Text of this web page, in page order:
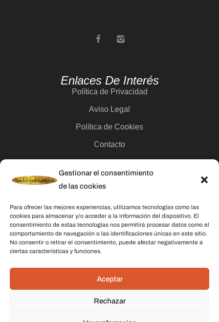
Gestionar el consentimiento
de las cookies
Para ofrecer las mejores experiencias, utilizamos tecnologías como las
cookies para almacenar y/o acceder a la información del dispositivo. El
consentimiento de estas tecnologías nos permitirá procesar datos como el
comportamiento de navegación o las identificaciones únicas en este sitio.
No consentir o retirar el consentimiento, puede afectar negativamente a
ciertas características y funciones.
Aceptar
Rechazar
Enlaces De Interés
Política de Privacidad
Aviso Legal
Política de Cookies
Contacto
Categorías
Velas
Inciensos
Aceites esenciales
Aguas rituales y colonias
Datos De Contacto
Dirección:C/ Stella Maris, 20 50015 Zaragoza